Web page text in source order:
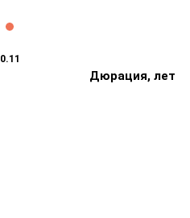
Дюрация, лет
0.11